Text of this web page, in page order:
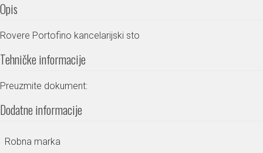
Opis
Rovere Portofino kancelarijski sto
Tehničke informacije
Preuzmite dokument:
Dodatne informacije
Robna marka